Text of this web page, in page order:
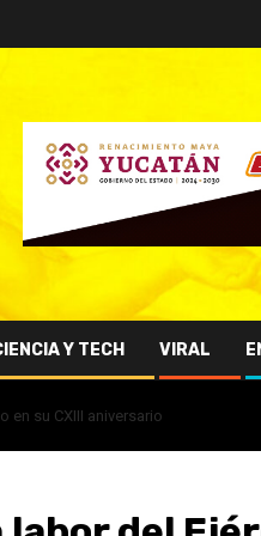
Y TECH VIRAL
en su CXIII aniversario